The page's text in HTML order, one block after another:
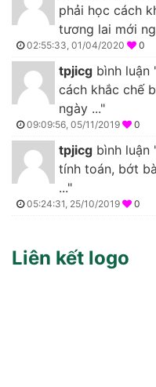
phải học cách
tương lai mới
02:55:33, 01/04/2020 0
tpjicg bình luận
cách khắc chế
ngày ..."
09:09:56, 05/11/2019 0
tpjicg bình luận
tính toán, bớt
..."
05:24:31, 25/10/2019 0
Liên kết logo